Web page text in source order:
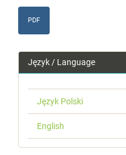
PDF
Język / Language
Język Polski
English